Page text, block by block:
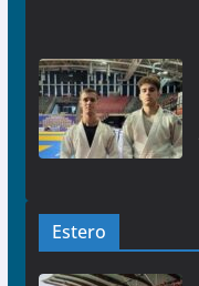
Estero